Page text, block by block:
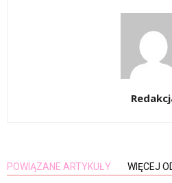
POWIĄZANE ARTYKUŁY WIĘCEJ